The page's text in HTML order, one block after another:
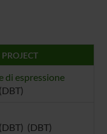
di espressione
(DBT)